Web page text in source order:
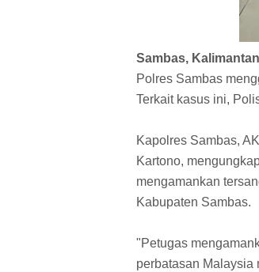
Sambas,
Polres Sambas
Terkait kasus ini,
Kapolres Sambas,
Kartono,
mengamankan
Kabupaten Sambas.
"Petugas
perbatasan Malaysia